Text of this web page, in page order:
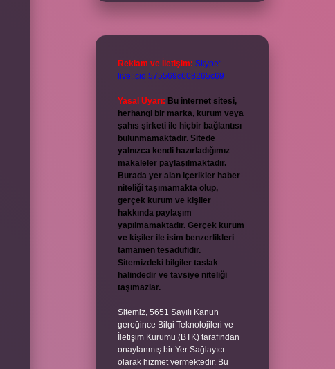
Reklam ve İletişim: Skype:
live:.cid.575569c608265c69
Yasal Uyarı: Bu internet sitesi,
herhangi bir marka, kurum veya
şahıs şirketi ile hiçbir bağlantısı
bulunmamaktadır. Sitede
yalnızca kendi hazırladığımız
makaleler paylaşılmaktadır.
Burada yer alan içerikler haber
niteliği taşımamakta olup,
gerçek kurum ve kişiler
hakkında paylaşım
yapılmamaktadır. Gerçek kurum
ve kişiler ile isim benzerlikleri
tamamen tesadüfidir.
Sitemizdeki bilgiler taslak
halindedir ve tavsiye niteliği
taşımazlar.
Sitemiz, 5651 Sayılı Kanun
gereğince Bilgi Teknolojileri ve
İletişim Kurumu (BTK) tarafından
onaylanmış bir Yer Sağlayıcı
olarak hizmet vermektedir. Bu